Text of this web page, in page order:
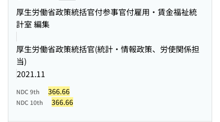
厚生労働省政策統括官付参事官付雇用・賃金福祉統
計室 編集
厚生労働省政策統括官(統計・情報政策、労使関係担
当)
2021.11
NDC 9th 366.66
NDC 10th 366.66